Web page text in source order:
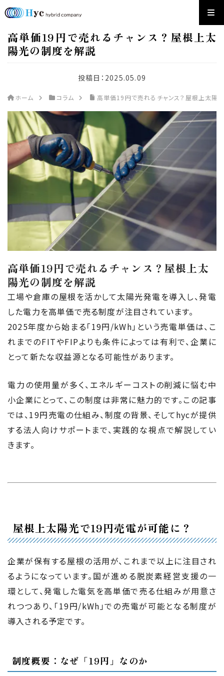
高単価19円で売れるチャンス？屋根上太
陽光の制度を解説
投稿日： 2025.05.09
ホーム コラム 高単価19円で売れるチャンス？屋根上太陽
高単価19円で売れるチャンス？屋根上太
陽光の制度を解説
工場や倉庫の屋根を活かして太陽光発電を導入し、発電
した電力を高単価で売る制度が注目されています。
2025年度から始まる「19円/kWh」という売電単価は、こ
れまでのFITやFIPよりも条件によっては有利で、企業に
とって新たな収益源となる可能性があります。
電力の使用量が多く、エネルギーコストの削減に悩む中
小企業にとって、この制度は非常に魅力的です。この記事
では、19円売電の仕組み、制度の背景、そしてhycが提供
する法人向けサポートまで、実践的な視点で解説してい
きます。
屋根上太陽光で19円売電が可能に？
企業が保有する屋根の活用が、これまで以上に注目され
るようになっています。国が進める脱炭素経営支援の一
環として、発電した電気を高単価で売る仕組みが用意さ
れつつあり、「19円/kWh」での売電が可能となる制度が
導入される予定です。
制度概要：なぜ「19円」なのか